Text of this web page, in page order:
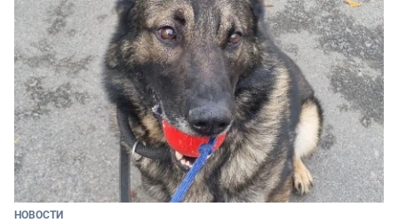
НОВОСТИ